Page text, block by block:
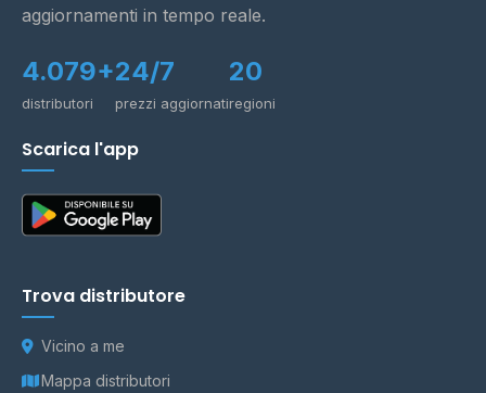
aggiornamenti in tempo reale.
4.079+
distributori
24/7
prezzi aggiornati
20
regioni
Scarica l'app
Trova distributore
Vicino a me
Mappa distributori